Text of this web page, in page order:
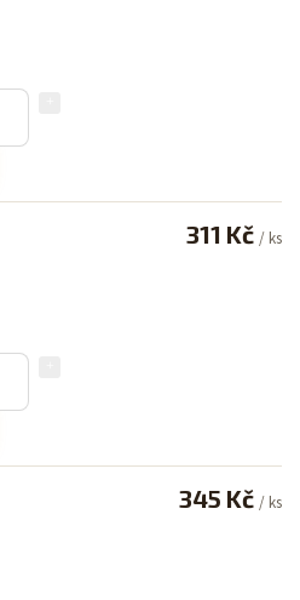
311 Kč / ks
345 Kč / ks